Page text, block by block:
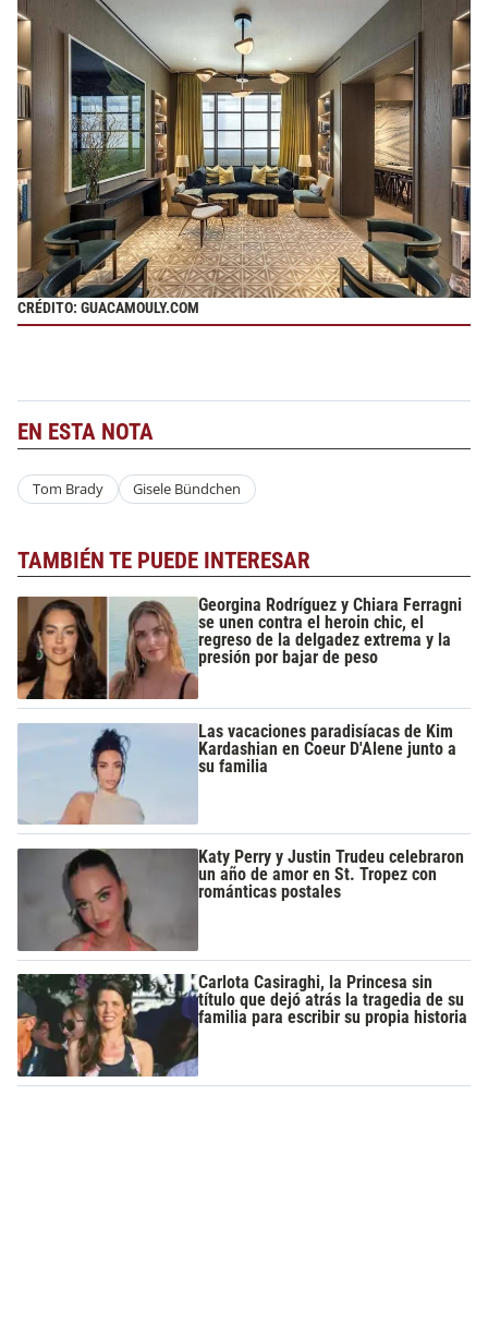
CRÉDITO: GUACAMOULY.COM
EN ESTA NOTA
Tom Brady Gisele Bündchen
TAMBIÉN TE PUEDE INTERESAR
Georgina Rodríguez y Chiara Ferragni
se unen contra el heroin chic, el
regreso de la delgadez extrema y la
presión por bajar de peso
Las vacaciones paradisíacas de Kim
Kardashian en Coeur D'Alene junto a
su familia
Katy Perry y Justin Trudeu celebraron
un año de amor en St. Tropez con
románticas postales
Carlota Casiraghi, la Princesa sin
título que dejó atrás la tragedia de su
familia para escribir su propia historia